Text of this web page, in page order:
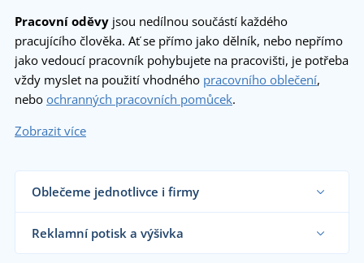
Pracovní oděvy jsou nedílnou součástí každého
pracujícího člověka. Ať se přímo jako dělník, nebo nepřímo
jako vedoucí pracovník pohybujete na pracovišti, je potřeba
vždy myslet na použití vhodného pracovního oblečení,
nebo ochranných pracovních pomůcek.
Zobrazit více
Oblečeme jednotlivce i firmy
Dodáváme pracovní oblečení řemeslníkům,
velkým výrobním firmám i koncovým zákazníkům
již od 1 kusu.
Chci vědět více
Reklamní potisk a výšivka